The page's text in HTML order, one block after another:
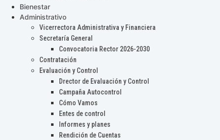
Bienestar
Administrativo
Vicerrectora Administrativa y Financiera
Secretaría General
Convocatoria Rector 2026-2030
Contratación
Evaluación y Control
Drector de Evaluación y Control
Campaña Autocontrol
Cómo Vamos
Entes de control
Informes y planes
Rendición de Cuentas